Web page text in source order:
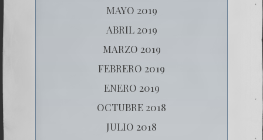
MAYO 2019
ABRIL 2019
MARZO 2019
FEBRERO 2019
ENERO 2019
OCTUBRE 2018
JULIO 2018